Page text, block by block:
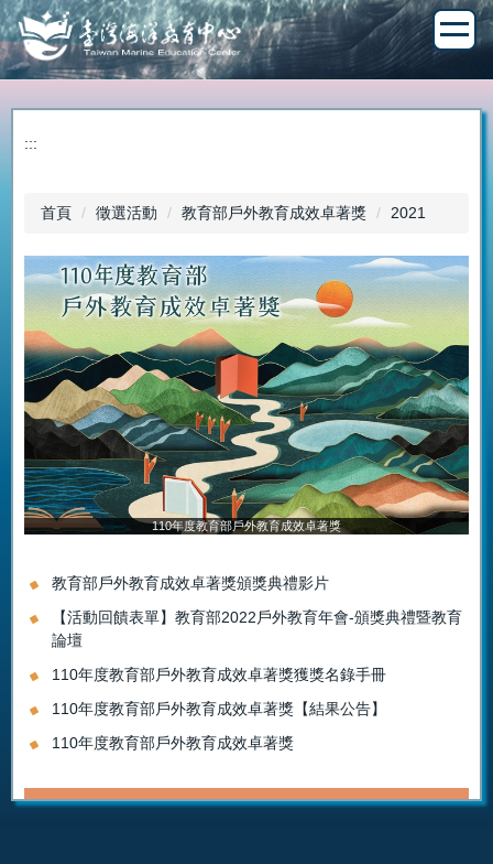
跳
到
主
要
內
:::
首頁 徵選活動 教育部戶外教育成效卓著獎 2021
110年度教育部戶外教育成效卓著獎
教育部戶外教育成效卓著獎頒獎典禮影片
【活動回饋表單】教育部2022戶外教育年會-頒獎典禮暨教育
論壇
110年度教育部戶外教育成效卓著獎獲獎名錄手冊
110年度教育部戶外教育成效卓著獎【結果公告】
110年度教育部戶外教育成效卓著獎